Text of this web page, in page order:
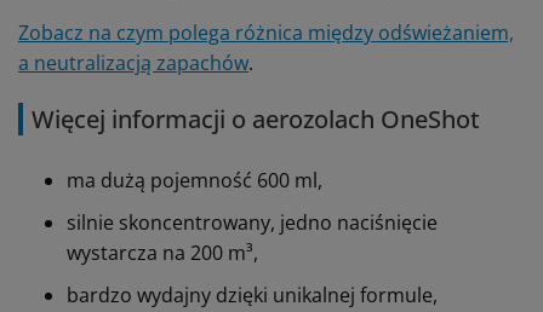
Zobacz na czym polega różnica między odświeżaniem,
a neutralizacją zapachów.
Więcej informacji o aerozolach OneShot
ma dużą pojemność 600 ml,
silnie skoncentrowany, jedno naciśnięcie
wystarcza na 200 m³,
bardzo wydajny dzięki unikalnej formule,